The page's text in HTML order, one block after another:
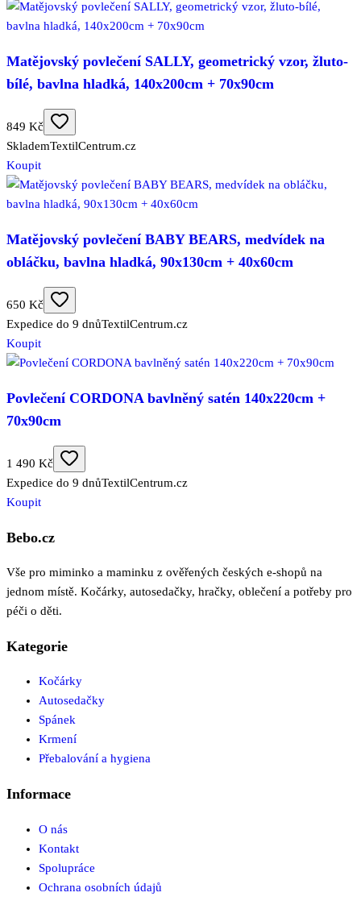
Matějovský povlečení SALLY, geometrický vzor, žluto-
bílé, bavlna hladká, 140x200cm + 70x90cm
849 Kč
SklademTextilCentrum.cz
Koupit
Matějovský povlečení BABY BEARS, medvídek na
obláčku, bavlna hladká, 90x130cm + 40x60cm
650 Kč
Expedice do 9 dnůTextilCentrum.cz
Koupit
Povlečení CORDONA bavlněný satén 140x220cm +
70x90cm
1 490 Kč
Expedice do 9 dnůTextilCentrum.cz
Koupit
Bebo.cz
Vše pro miminko a maminku z ověřených českých e-shopů na
jednom místě. Kočárky, autosedačky, hračky, oblečení a potřeby pro
péči o děti.
Kategorie
Kočárky
Autosedačky
Spánek
Krmení
Přebalování a hygiena
Informace
O nás
Kontakt
Spolupráce
Ochrana osobních údajů